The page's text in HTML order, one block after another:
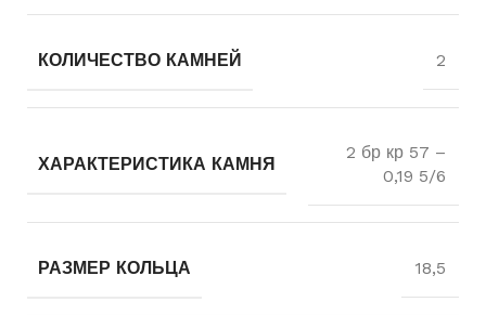
КОЛИЧЕСТВО КАМНЕЙ 2
ХАРАКТЕРИСТИКА КАМНЯ
2 бр кр 57 –
0,19 5/6
РАЗМЕР КОЛЬЦА 18,5